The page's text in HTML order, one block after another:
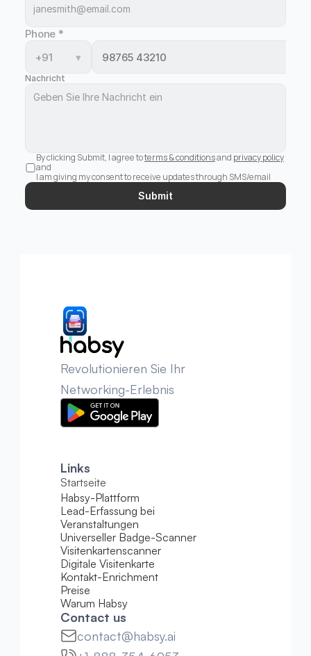
Phone *
+91
▾
Nachricht
By clicking Submit, I agree to terms & conditions and privacy policy
and
I am giving my consent to receive updates through SMS/email
Submit
Revolutionieren Sie Ihr
Networking-Erlebnis
Links
Startseite
Habsy-Plattform
Lead-Erfassung bei
Veranstaltungen
Universeller Badge-Scanner
Visitenkartenscanner
Digitale Visitenkarte
Kontakt-Enrichment
Preise
Warum Habsy
Contact us
contact@habsy.ai